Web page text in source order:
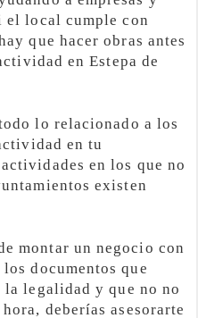
el local cumple con
que hacer obras antes
en Estepa de
lo relacionado a los
en tu
en los que no
existen
montar un negocio con
documentos que
legalidad y que no no
deberías asesorarte